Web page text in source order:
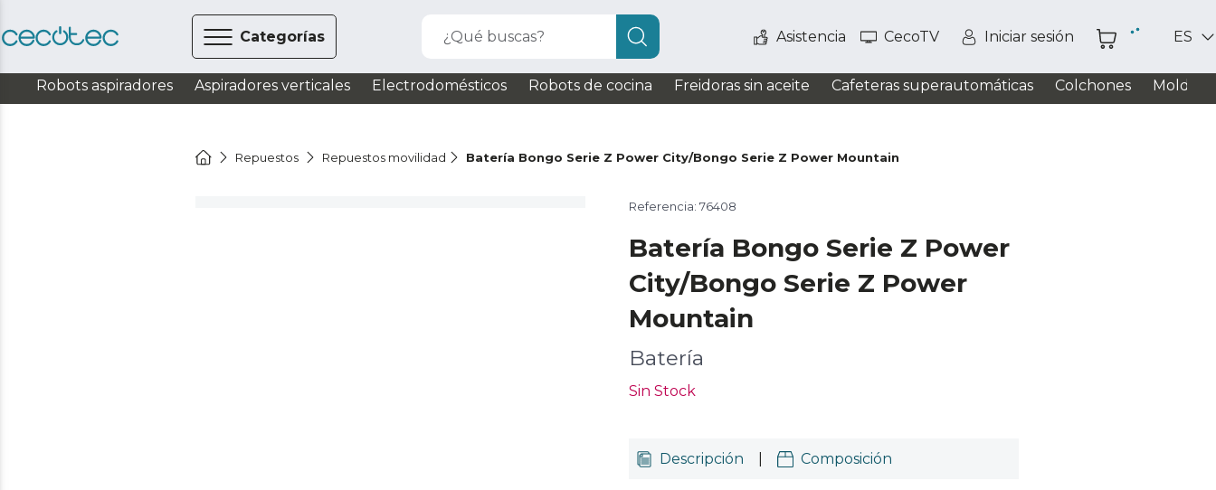
Categorías ¿Qué buscas? Asistencia CecoTV Iniciar sesión ES
Robots aspiradores Aspiradores verticales Electrodomésticos Robots de cocina Freidoras sin aceite Cafeteras superautomáticas Colchones
Repuestos Repuestos movilidad Batería Bongo Serie Z Power City/Bongo Serie Z Power Mountain
Referencia: 76408
Batería Bongo Serie Z Power
City/Bongo Serie Z Power
Mountain
Batería
Sin Stock
Descripción Composición